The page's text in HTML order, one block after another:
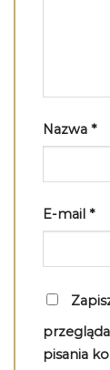
Nazwa *
E-mail *
pisania